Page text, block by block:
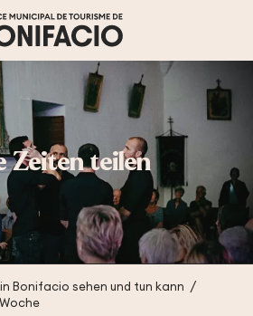
Zeiten teilen
Bonifacio sehen und tun kann